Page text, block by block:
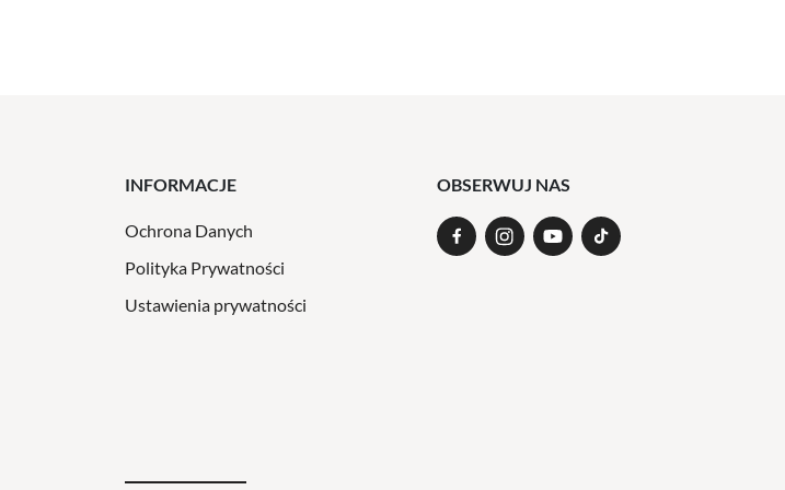
INFORMACJE
Ochrona Danych
Polityka Prywatności
Ustawienia prywatności
OBSERWUJ NAS